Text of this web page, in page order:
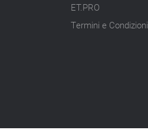
ET.PRO
Termini e Condizioni